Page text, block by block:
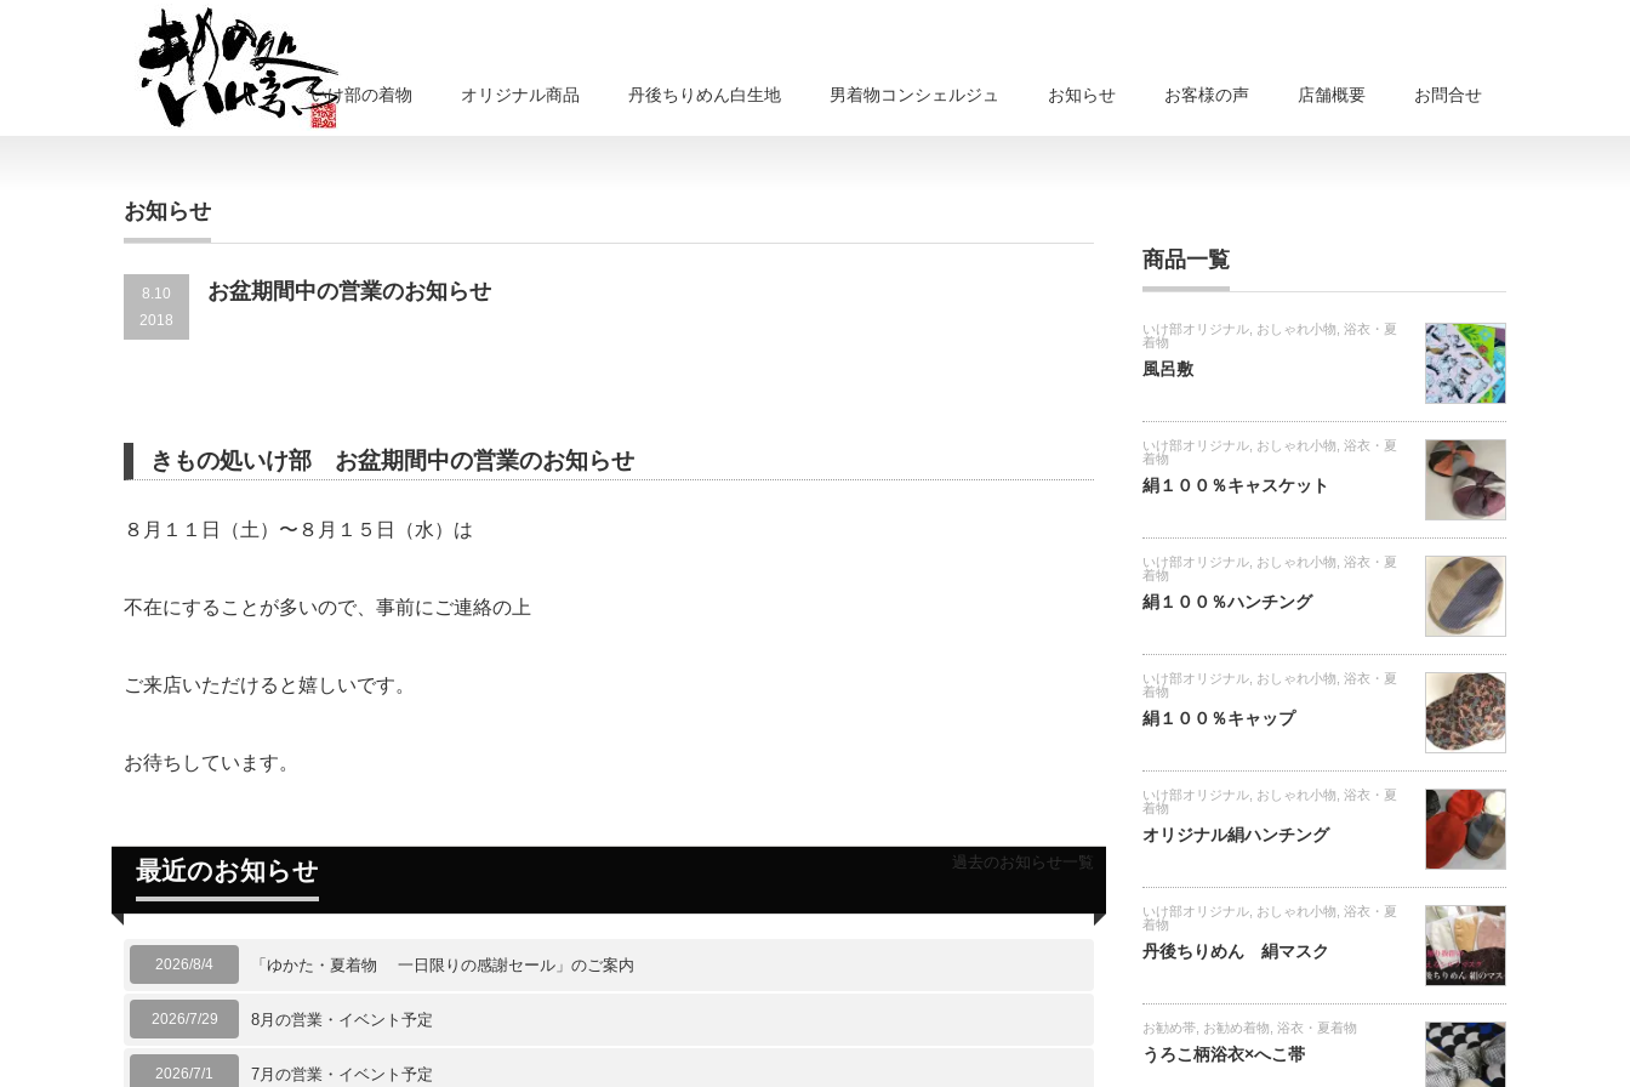
いけ部の着物 オリジナル商品 丹後ちりめん白生地 男着物コンシェルジュ お知らせ お客様の声 店舗概要 お問合せ
お知らせ
8.10
2018
お盆期間中の営業のお知らせ
きもの処いけ部 お盆期間中の営業のお知らせ
８月１１日（土）〜８月１５日（水）は
不在にすることが多いので、事前にご連絡の上
ご来店いただけると嬉しいです。
お待ちしています。
最近のお知らせ
2026/8/4 「ゆかた・夏着物 一日限りの感謝セール」のご案内
2026/7/29 8月の営業・イベント予定
2026/7/1 7月の営業・イベント予定
過去のお知らせ一覧
商品一覧
いけ部オリジナル おしゃれ小物 浴衣・夏
着物
風呂敷
いけ部オリジナル おしゃれ小物 浴衣・夏
着物
絹１００％キャスケット
いけ部オリジナル おしゃれ小物 浴衣・夏
着物
絹１００％ハンチング
いけ部オリジナル おしゃれ小物 浴衣・夏
着物
絹１００％キャップ
いけ部オリジナル おしゃれ小物 浴衣・夏
着物
オリジナル絹ハンチング
いけ部オリジナル おしゃれ小物 浴衣・夏
着物
丹後ちりめん 絹マスク
お勧め帯 お勧め着物 浴衣・夏着物
うろこ柄浴衣×へこ帯